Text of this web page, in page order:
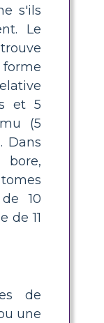
s'ils
Le
et 5
(5
Dans
10
de 11
de
une